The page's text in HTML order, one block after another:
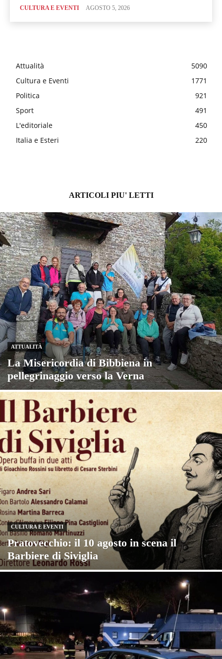
CULTURA E EVENTI AGOSTO 5, 2026
Attualità
5090
Cultura e Eventi
1771
Politica
921
Sport
491
L'editoriale
450
Italia e Esteri
220
ARTICOLI PIU' LETTI
ATTUALITÀ
La Misericordia di Bibbiena in
pellegrinaggio verso la Verna
CULTURA E EVENTI
Pratovecchio: il 10 agosto in scena il
Barbiere di Siviglia